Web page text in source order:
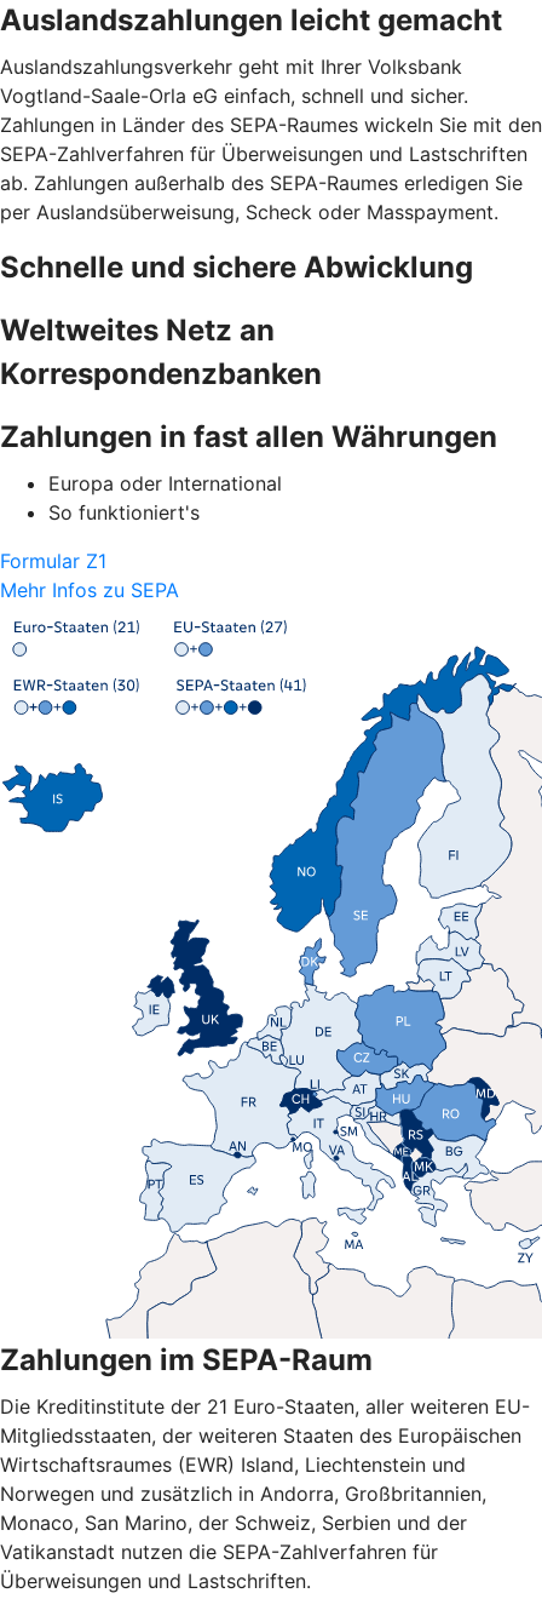
Auslandszahlungen leicht gemacht
Auslandszahlungsverkehr geht mit Ihrer Volksbank
Vogtland-Saale-Orla eG einfach, schnell und sicher.
Zahlungen in Länder des SEPA-Raumes wickeln Sie mit den
SEPA-Zahlverfahren für Überweisungen und Lastschriften
ab. Zahlungen außerhalb des SEPA-Raumes erledigen Sie
per Auslandsüberweisung, Scheck oder Masspayment.
Schnelle und sichere Abwicklung
Weltweites Netz an
Korrespondenzbanken
Zahlungen in fast allen Währungen
Europa oder International
So funktioniert's
Formular Z1
Mehr Infos zu SEPA
Zahlungen im SEPA-Raum
Die Kreditinstitute der 21 Euro-Staaten, aller weiteren EU-
Mitgliedsstaaten, der weiteren Staaten des Europäischen
Wirtschaftsraumes (EWR) Island, Liechtenstein und
Norwegen und zusätzlich in Andorra, Großbritannien,
Monaco, San Marino, der Schweiz, Serbien und der
Vatikanstadt nutzen die SEPA-Zahlverfahren für
Überweisungen und Lastschriften.